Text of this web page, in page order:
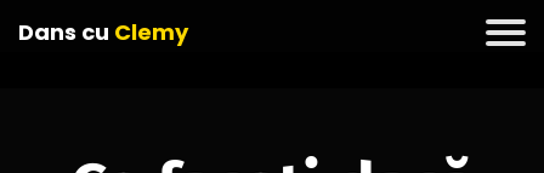
Dans cu Clemy